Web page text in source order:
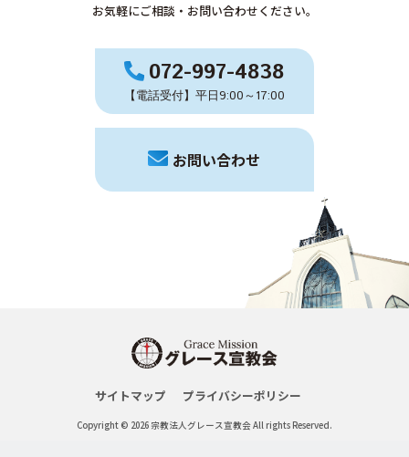
お気軽にご相談・お問い合わせください。
072-997-4838
【電話受付】平日9:00～17:00
お問い合わせ
サイトマップ プライバシーポリシー
Copyright © 2026 宗教法人グレース宣教会 All rights Reserved.